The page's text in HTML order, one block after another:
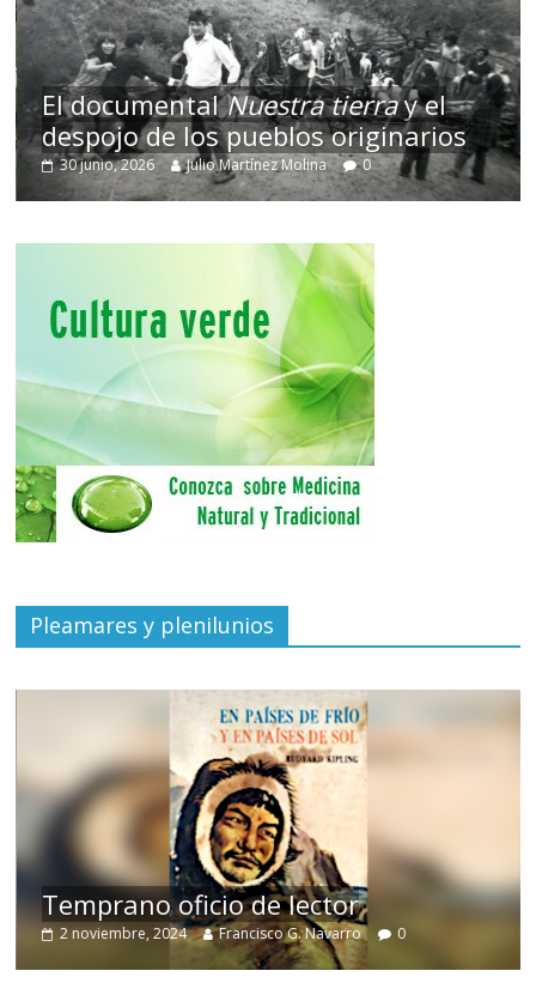
El documentalNuestra tierray el
despojo de los pueblos originarios
30 junio, 2026 Julio Martínez Molina 0
Pleamares y plenilunios
Temprano oficio de lector
2 noviembre, 2024 Francisco G. Navarro 0